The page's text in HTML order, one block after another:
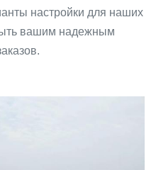
настройки для наших
вашим надежным